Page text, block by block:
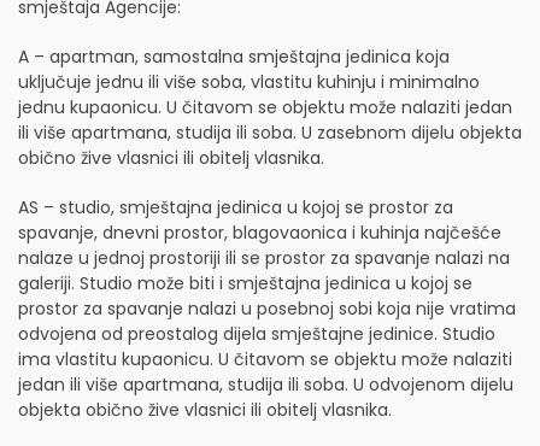
smještaja Agencije:
A – apartman, samostalna smještajna jedinica koja
uključuje jednu ili više soba, vlastitu kuhinju i minimalno
jednu kupaonicu. U čitavom se objektu može nalaziti jedan
ili više apartmana, studija ili soba. U zasebnom dijelu objekta
obično žive vlasnici ili obitelj vlasnika.
AS – studio, smještajna jedinica u kojoj se prostor za
spavanje, dnevni prostor, blagovaonica i kuhinja najčešće
nalaze u jednoj prostoriji ili se prostor za spavanje nalazi na
galeriji. Studio može biti i smještajna jedinica u kojoj se
prostor za spavanje nalazi u posebnoj sobi koja nije vratima
odvojena od preostalog dijela smještajne jedinice. Studio
ima vlastitu kupaonicu. U čitavom se objektu može nalaziti
jedan ili više apartmana, studija ili soba. U odvojenom dijelu
objekta obično žive vlasnici ili obitelj vlasnika.